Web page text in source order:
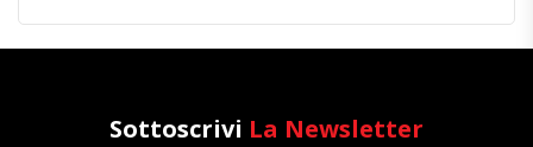
Sottoscrivi La Newsletter